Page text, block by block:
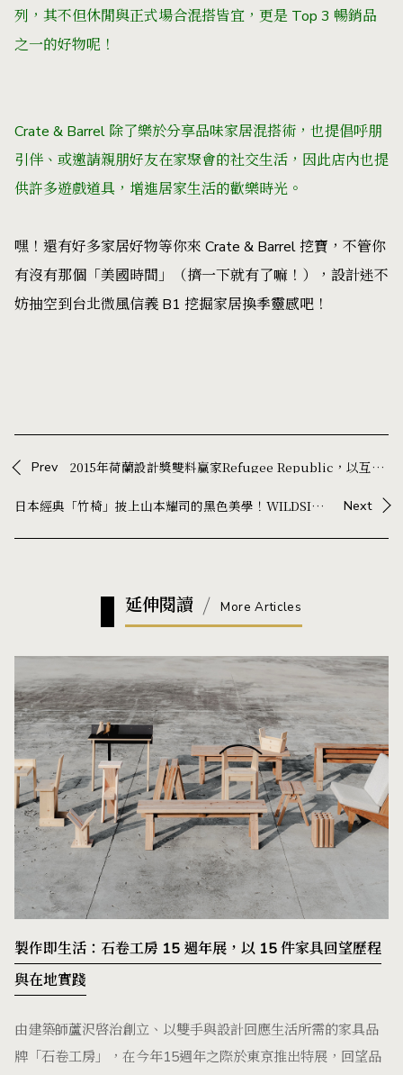
列，其不但休閒與正式場合混搭皆宜，更是 Top 3 暢銷品
之一的好物呢！
Crate & Barrel 除了樂於分享品味家居混搭術，也提倡呼朋
引伴、或邀請親朋好友在家聚會的社交生活，因此店內也提
供許多遊戲道具，增進居家生活的歡樂時光。
嘿！還有好多家居好物等你來 Crate & Barrel 挖寶，不管你
有沒有那個「美國時間」（擠一下就有了嘛！），設計迷不
妨抽空到台北微風信義 B1 挖掘家居換季靈感吧！
Prev 2015年荷蘭設計獎雙料贏家Refugee Republic，以互動媒體帶大家一探難民的日常！
日本經典「竹椅」披上山本耀司的黑色美學！WILDSIDE 攜手三越製作所，重新演繹近 90 年家具名作 Next
延伸閱讀 More Articles
製作即生活：石卷工房 15 週年展，以 15 件家具回望歷程
與在地實踐
由建築師蘆沢啓治創立、以雙手與設計回應生活所需的家具品
牌「石卷工房」，在今年15週年之際於東京推出特展，回望品